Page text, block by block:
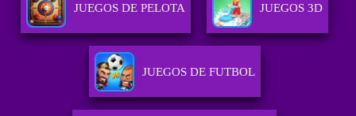
JUEGOS DE PELOTA JUEGOS 3D
JUEGOS DE FUTBOL